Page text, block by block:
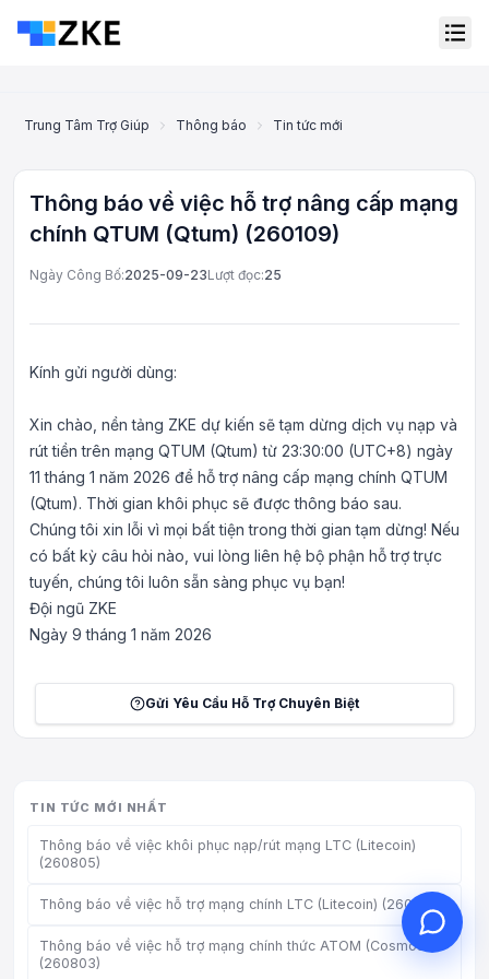
Trung Tâm Trợ Giúp Thông báo Tin tức mới nhất
Thông báo về việc hỗ trợ nâng cấp mạng
chính QTUM (Qtum) (260109)
Ngày Công Bố:2025-09-23Lượt đọc:25
Kính gửi người dùng:
Xin chào, nền tảng ZKE dự kiến sẽ tạm dừng dịch vụ nạp và
rút tiền trên mạng QTUM (Qtum) từ 23:30:00 (UTC+8) ngày
11 tháng 1 năm 2026 để hỗ trợ nâng cấp mạng chính QTUM
(Qtum). Thời gian khôi phục sẽ được thông báo sau.
Chúng tôi xin lỗi vì mọi bất tiện trong thời gian tạm dừng! Nếu
có bất kỳ câu hỏi nào, vui lòng liên hệ bộ phận hỗ trợ trực
tuyến, chúng tôi luôn sẵn sàng phục vụ bạn!
Đội ngũ ZKE
Ngày 9 tháng 1 năm 2026
Gửi Yêu Cầu Hỗ Trợ Chuyên Biệt
TIN TỨC MỚI NHẤT
Thông báo về việc khôi phục nạp/rút mạng LTC (Litecoin)
(260805)
Thông báo về việc hỗ trợ mạng chính LTC (Litecoin) (260804)
Thông báo về việc hỗ trợ mạng chính thức ATOM (Cosmos)
(260803)
Dịch vụ khách hàng trực
tuyến
Support Center
bạn
Bắt đầu tư vấn trực tuyến